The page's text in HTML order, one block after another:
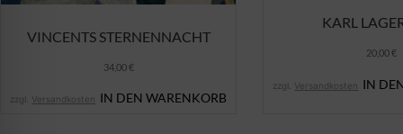
VINCENTS STERNENNACHT
34,00€
zzgl. Versandkosten IN DEN WARENKORB
KARL
20,00€
zzgl. Versandkosten IN